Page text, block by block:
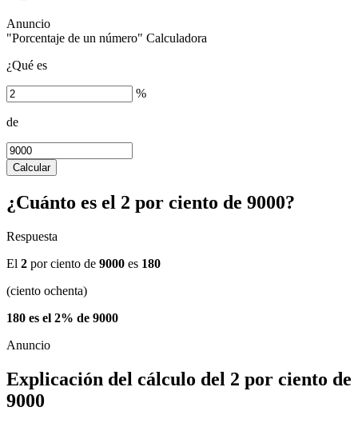
"Porcentaje de un número" Calculadora
¿Qué es
%
de
Calcular
¿Cuánto es el 2 por ciento de 9000?
Respuesta
El 2 por ciento de 9000 es 180
(ciento ochenta)
180 es el 2% de 9000
Explicación del cálculo del 2 por ciento de
9000